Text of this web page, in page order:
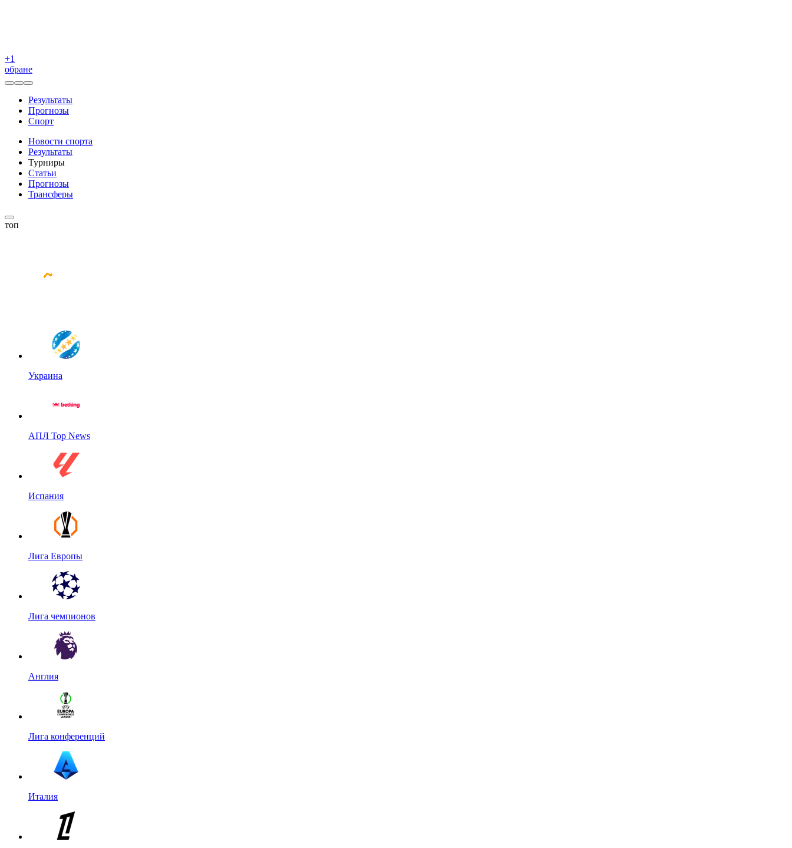
+1
обране
Результаты
Прогнозы
Спорт
Новости спорта
Результаты
Турниры
Статьи
Прогнозы
Трансферы
топ
Украина
АПЛ Top News
Испания
Лига Европы
Лига чемпионов
Англия
Лига конференций
Италия